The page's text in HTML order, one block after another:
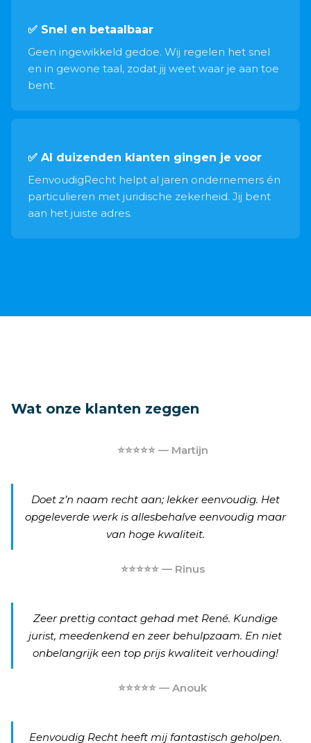
✅ Snel en betaalbaar
Geen ingewikkeld gedoe. Wij regelen het snel
en in gewone taal, zodat jij weet waar je aan toe
bent.
✅ Al duizenden klanten gingen je voor
EenvoudigRecht helpt al jaren ondernemers én
particulieren met juridische zekerheid. Jij bent
aan het juiste adres.
Wat onze klanten zeggen
⭐⭐⭐⭐⭐ — Martijn
Doet z’n naam recht aan; lekker eenvoudig. Het
opgeleverde werk is allesbehalve eenvoudig maar
van hoge kwaliteit.
⭐⭐⭐⭐⭐ — Rinus
Zeer prettig contact gehad met René. Kundige
jurist, meedenkend en zeer behulpzaam. En niet
onbelangrijk een top prijs kwaliteit verhouding!
⭐⭐⭐⭐⭐ — Anouk
Eenvoudig Recht heeft mij fantastisch geholpen.